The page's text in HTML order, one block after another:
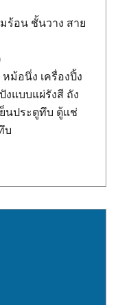
ร้อน ชั้นวาง สาย
ม้อนึ่ง เครื่องปิ้ง
แบบแผ่รังสี ถัง
ย็นประตูทึบ ตู้แช่
บ